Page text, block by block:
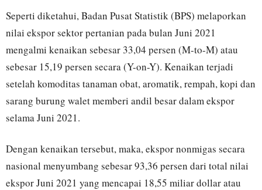
Seperti diketahui, Badan Pusat Statistik (BPS) melaporkan
nilai ekspor sektor pertanian pada bulan Juni 2021
mengalmi kenaikan sebesar 33,04 persen (M-to-M) atau
sebesar 15,19 persen secara (Y-on-Y). Kenaikan terjadi
setelah komoditas tanaman obat, aromatik, rempah, kopi dan
sarang burung walet memberi andil besar dalam ekspor
selama Juni 2021.
Dengan kenaikan tersebut, maka, ekspor nonmigas secara
nasional menyumbang sebesar 93,36 persen dari total nilai
ekspor Juni 2021 yang mencapai 18,55 miliar dollar atau